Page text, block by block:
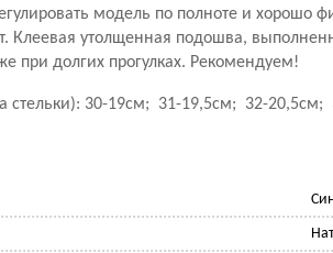
модель по полноте и хорошо
Клеевая утолщенная подошва,
при долгих прогулках. Рекомендуем!
стельки): 30-19см; 31-19,5см; 32-